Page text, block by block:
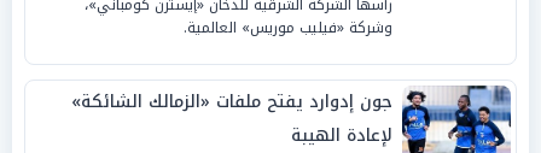
وشركة «فيليب موريس» العالمية.
جون إدوارد يفتح ملفات «الزمالك الشائكة»
لإعادة الهيبة